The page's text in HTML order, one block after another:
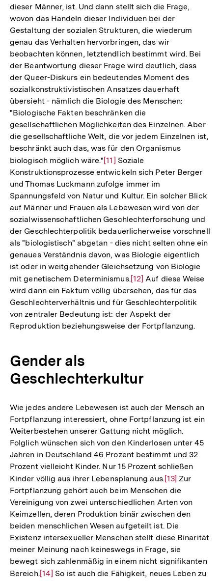
dieser Männer, ist. Und dann stellt sich die Frage,
wovon das Handeln dieser Individuen bei der
Gestaltung der sozialen Strukturen, die wiederum
genau das Verhalten hervorbringen, das wir
beobachten können, letztendlich bestimmt wird. Bei
der Beantwortung dieser Frage wird deutlich, dass
der Queer-Diskurs ein bedeutendes Moment des
sozialkonstruktivistischen Ansatzes dauerhaft
übersieht - nämlich die Biologie des Menschen:
"Biologische Fakten beschränken die
gesellschaftlichen Möglichkeiten des Einzelnen. Aber
die gesellschaftliche Welt, die vor jedem Einzelnen ist,
beschränkt auch das, was für den Organismus
biologisch möglich wäre."Zur
Auflösung
der
Fußnote
[11] Soziale
Konstruktionsprozesse entwickeln sich Peter Berger
und Thomas Luckmann zufolge immer im
Spannungsfeld von Natur und Kultur. Ein solcher Blick
auf Männer und Frauen als Lebewesen wird von der
sozialwissenschaftlichen Geschlechterforschung und
der Geschlechterpolitik bedauerlicherweise vorschnell
als "biologistisch" abgetan - dies nicht selten ohne ein
genaues Verständnis davon, was Biologie eigentlich
ist oder in weitgehender Gleichsetzung von Biologie
mit genetischem Determinismus.Zur
Auflösung
der
Fußnote
[12] Auf diese Weise
wird dann ein Faktum völlig übersehen, das für das
Geschlechterverhältnis und für Geschlechterpolitik
von zentraler Bedeutung ist: der Aspekt der
Reproduktion beziehungsweise der Fortpflanzung.
Gender als
Geschlechterkultur
Wie jedes andere Lebewesen ist auch der Mensch an
Fortpflanzung interessiert, ohne Fortpflanzung ist ein
Weiterbestehen unserer Gattung nicht möglich.
Folglich wünschen sich von den Kinderlosen unter 45
Jahren in Deutschland 46 Prozent bestimmt und 32
Prozent vielleicht Kinder. Nur 15 Prozent schließen
Kinder völlig aus ihrer Lebensplanung aus.Zur
Auflösung
der
Fußnote
[13] Zur
Fortpflanzung gehört auch beim Menschen die
Vereinigung von zwei unterschiedlichen Arten von
Keimzellen, deren Produktion binär zwischen den
beiden menschlichen Wesen aufgeteilt ist. Die
Existenz intersexueller Menschen stellt diese Binarität
meiner Meinung nach keineswegs in Frage, sie
bewegt sich zahlenmäßig in einem nicht signifikanten
Bereich.Zur
[14] So ist auch die Fähigkeit, neues Leben zu